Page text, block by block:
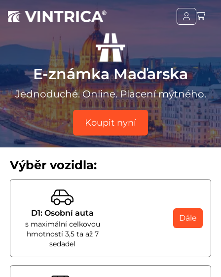
E-známka Maďarska
Jednoduché. Online. Placení mýtného.
Koupit nyní
Výběr vozidla:
D1: Osobní auta
s maximální celkovou
hmotností 3,5 ta až 7
sedadel
Dále